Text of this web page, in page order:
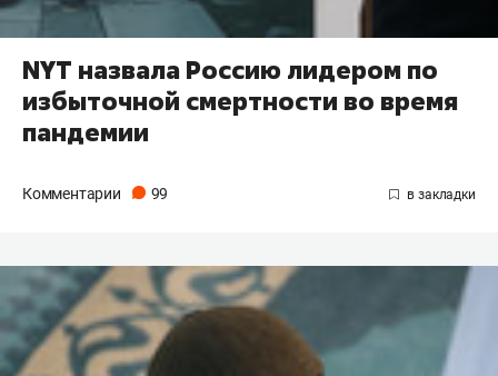
NYT назвала Россию лидером по
избыточной смертности во время
пандемии
Комментарии 99